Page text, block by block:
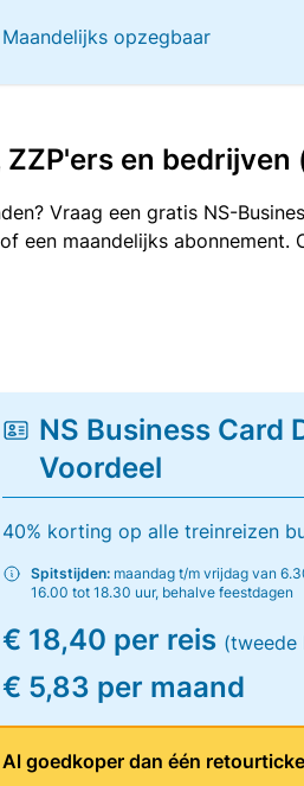
Maandelijks opzegbaar
en bedrijven
Vraag een gratis NS-
een maandelijks abonnement.
NS Business Card
Voordeel
40% korting op alle treinreizen
Spitstijden: maandag t/m vrijdag van
16.00 tot 18.30 uur, behalve feestdagen
€ 18,40 per reis (tweede
€ 5,83 per maand
Al goedkoper dan één